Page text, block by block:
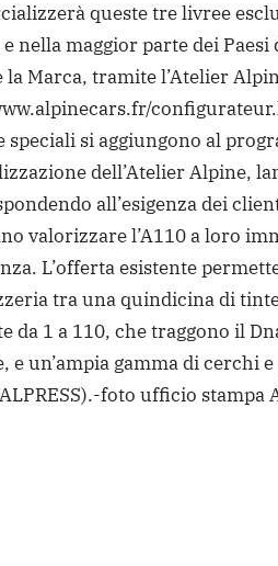
queste tre livree
nella maggior parte dei Paesi
la Marca, tramite l’Atelier
speciali si aggiungono al
dell’Atelier Alpine,
all’esigenza dei
valorizzare l’A110 a loro
L’offerta esistente
tra una quindicina di
da 1 a 110, che traggono il
e un’ampia gamma di cerchi
-foto ufficio stampa